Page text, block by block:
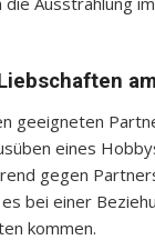
geeigneten
eines
gegen
bei einer
kommen.